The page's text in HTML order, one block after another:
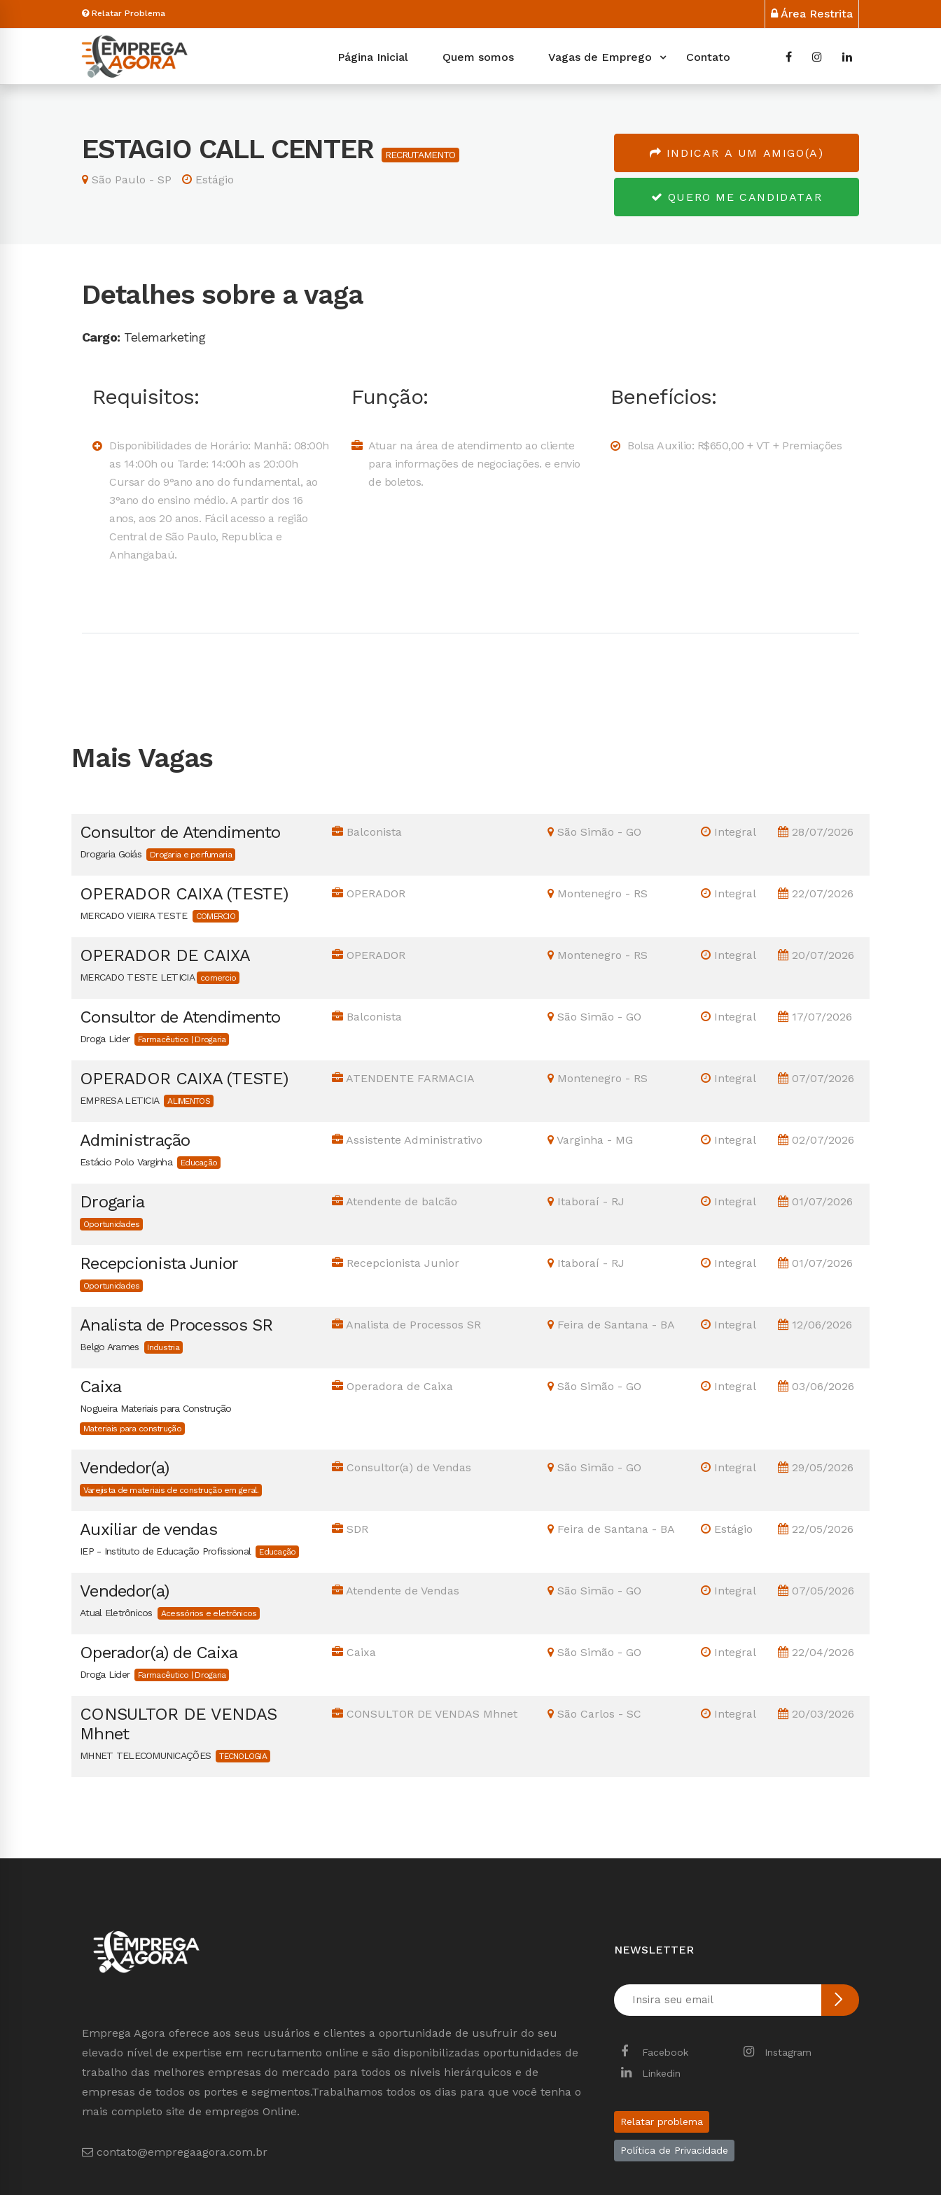
Relatar Problema Área Restrita
Página Inicial Quem somos Vagas de Emprego Contato
ESTAGIO CALL CENTER RECRUTAMENTO
São Paulo - SP Estágio
INDICAR A UM AMIGO(A)
QUERO ME CANDIDATAR
Detalhes sobre a vaga
Cargo: Telemarketing
Requisitos:
Disponibilidades de Horário: Manhã: 08:00h
as 14:00h ou Tarde: 14:00h as 20:00h
Cursar do 9°ano ano do fundamental, ao
3°ano do ensino médio. A partir dos 16
anos, aos 20 anos. Fácil acesso a região
Central de São Paulo, Republica e
Anhangabaú.
Função:
Atuar na área de atendimento ao cliente
para informações de negociações. e envio
de boletos.
Benefícios:
Bolsa Auxilio: R$650,00 + VT + Premiações
Mais Vagas
Consultor de Atendimento
Drogaria Goiás Drogaria e perfumaria
Balconista São Simão - GO Integral 28/07/2026
OPERADOR CAIXA (TESTE)
MERCADO VIEIRA TESTE COMERCIO
OPERADOR Montenegro - RS Integral 22/07/2026
OPERADOR DE CAIXA
MERCADO TESTE LETICIA comercio
OPERADOR Montenegro - RS Integral 20/07/2026
Consultor de Atendimento
Droga Lider Farmacêutico | Drogaria
Balconista São Simão - GO Integral 17/07/2026
OPERADOR CAIXA (TESTE)
EMPRESA LETICIA ALIMENTOS
ATENDENTE FARMACIA Montenegro - RS Integral 07/07/2026
Administração
Estácio Polo Varginha Educação
Assistente Administrativo Varginha - MG Integral 02/07/2026
Drogaria
Oportunidades
Atendente de balcão Itaboraí - RJ Integral 01/07/2026
Recepcionista Junior
Oportunidades
Recepcionista Junior Itaboraí - RJ Integral 01/07/2026
Analista de Processos SR
Belgo Arames Industria
Analista de Processos SR Feira de Santana - BA Integral 12/06/2026
Caixa
Nogueira Materiais para Construção
Materiais para construção
Operadora de Caixa São Simão - GO Integral 03/06/2026
Vendedor(a)
Varejista de materiais de construção em geral.
Consultor(a) de Vendas São Simão - GO Integral 29/05/2026
Auxiliar de vendas
IEP - Instituto de Educação Profissional Educação
SDR Feira de Santana - BA Estágio 22/05/2026
Vendedor(a)
Atual Eletrônicos Acessórios e eletrônicos
Atendente de Vendas São Simão - GO Integral 07/05/2026
Operador(a) de Caixa
Droga Lider Farmacêutico | Drogaria
Caixa São Simão - GO Integral 22/04/2026
CONSULTOR DE VENDAS
Mhnet
MHNET TELECOMUNICAÇÕES TECNOLOGIA
CONSULTOR DE VENDAS Mhnet São Carlos - SC Integral 20/03/2026
Emprega Agora oferece aos seus usuários e clientes a oportunidade de usufruir do seu
elevado nível de expertise em recrutamento online e são disponibilizadas oportunidades de
trabalho das melhores empresas do mercado para todos os níveis hierárquicos e de
empresas de todos os portes e segmentos.Trabalhamos todos os dias para que você tenha o
mais completo site de empregos Online.
contato@empregaagora.com.br
NEWSLETTER
Facebook
Instagram
Linkedin
Relatar problema
Política de Privacidade